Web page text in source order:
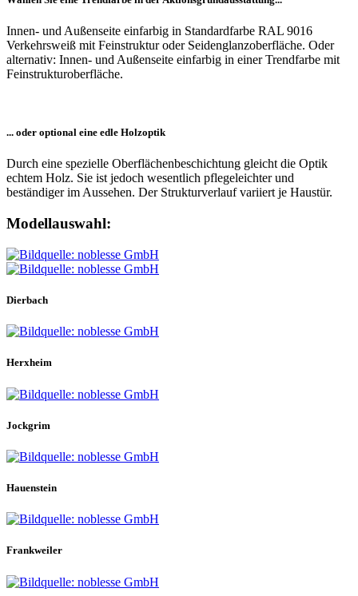
Innen- und Außenseite einfarbig in Standardfarbe RAL 9016
Verkehrsweiß mit Feinstruktur oder Seidenglanzoberfläche. Oder
alternativ: Innen- und Außenseite einfarbig in einer Trendfarbe mit
Feinstrukturoberfläche.
... oder optional eine edle Holzoptik
Durch eine spezielle Oberflächenbeschichtung gleicht die Optik
echtem Holz. Sie ist jedoch wesentlich pflegeleichter und
beständiger im Aussehen. Der Strukturverlauf variiert je Haustür.
Modellauswahl:
Dierbach
Herxheim
Jockgrim
Hauenstein
Frankweiler